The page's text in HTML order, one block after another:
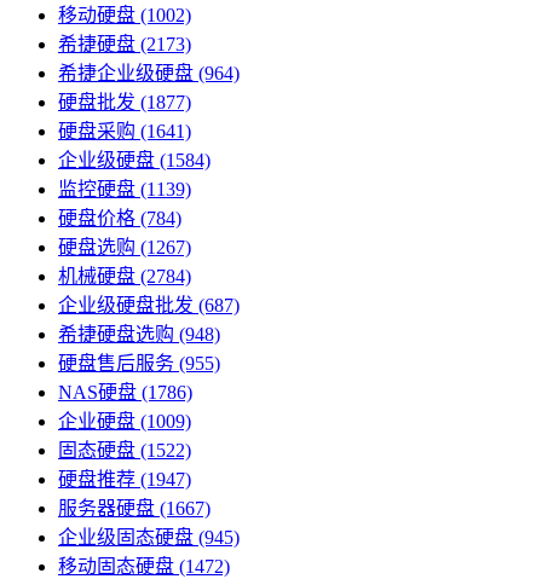
移动硬盘 (1002)
希捷硬盘 (2173)
希捷企业级硬盘 (964)
硬盘批发 (1877)
硬盘采购 (1641)
企业级硬盘 (1584)
监控硬盘 (1139)
硬盘价格 (784)
硬盘选购 (1267)
机械硬盘 (2784)
企业级硬盘批发 (687)
希捷硬盘选购 (948)
硬盘售后服务 (955)
NAS硬盘 (1786)
企业硬盘 (1009)
固态硬盘 (1522)
硬盘推荐 (1947)
服务器硬盘 (1667)
企业级固态硬盘 (945)
移动固态硬盘 (1472)